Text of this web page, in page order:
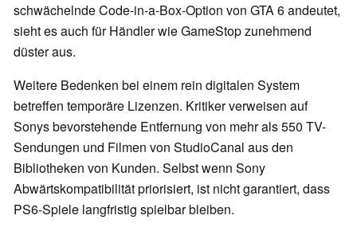
schwächelnde Code-in-a-Box-Option von GTA 6 andeutet,
sieht es auch für Händler wie GameStop zunehmend
düster aus.
Weitere Bedenken bei einem rein digitalen System
betreffen temporäre Lizenzen. Kritiker verweisen auf
Sonys bevorstehende Entfernung von mehr als 550 TV-
Sendungen und Filmen von StudioCanal aus den
Bibliotheken von Kunden. Selbst wenn Sony
Abwärtskompatibilität priorisiert, ist nicht garantiert, dass
PS6-Spiele langfristig spielbar bleiben.